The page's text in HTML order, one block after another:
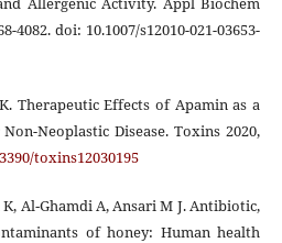
4082. doi: 10.1007/s12010-021-03653-
Therapeutic Effects of Apamin as a
Neoplastic Disease. Toxins 2020,
toxins12030195
Al‑Ghamdi A, Ansari M J. Antibiotic,
of honey: Human health